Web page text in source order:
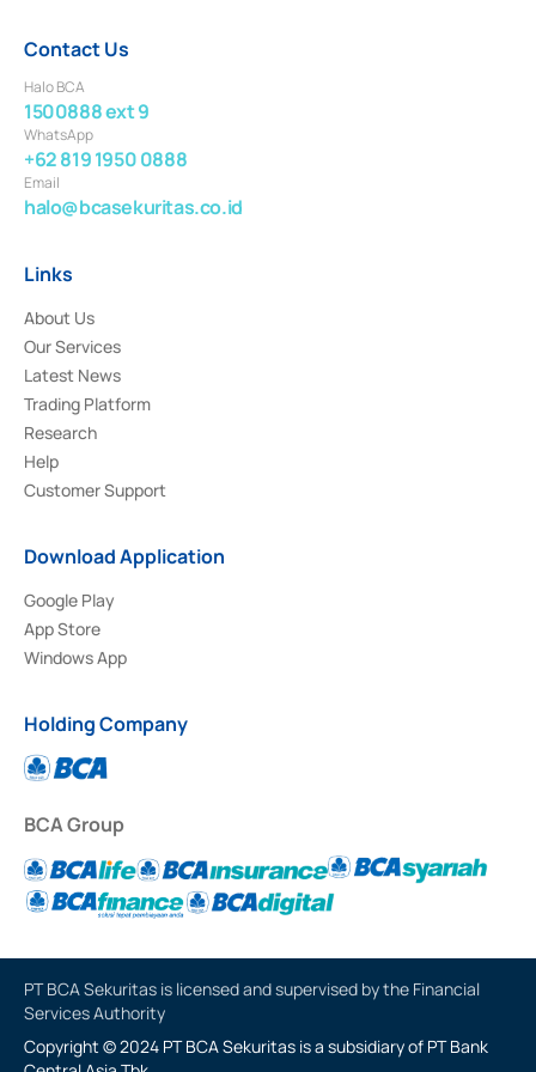
Contact Us
Halo BCA
1500888 ext 9
WhatsApp
+62 819 1950 0888
Email
halo@bcasekuritas.co.id
Links
About Us
Our Services
Latest News
Trading Platform
Research
Help
Customer Support
Download Application
Google Play
App Store
Windows App
Holding Company
BCA Group
PT BCA Sekuritas is licensed and supervised by the Financial
Services Authority
Copyright © 2024 PT BCA Sekuritas is a subsidiary of PT Bank